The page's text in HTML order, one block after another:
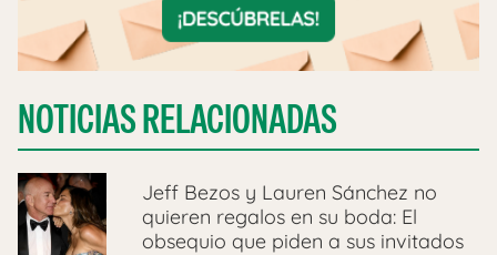
NOTICIAS RELACIONADAS
Jeff Bezos y Lauren Sánchez no
quieren regalos en su boda: El
obsequio que piden a sus invitados